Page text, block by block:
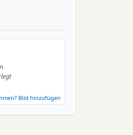
Bild hinzufügen